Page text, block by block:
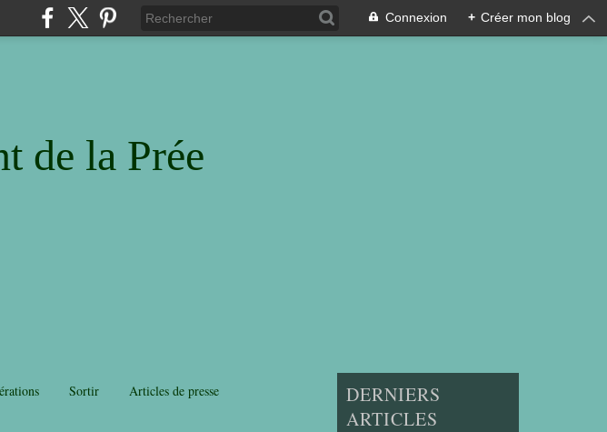
Connexion + Créer mon blog
de la Prée
Sortir Articles de presse
DERNIERS
ARTICLES